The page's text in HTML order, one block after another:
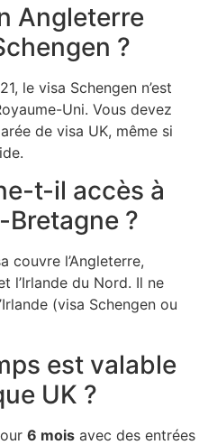
Angleterre
?
le visa Schengen n’est
Uni. Vous devez
de visa UK, même si
t-il accès à
?
couvre l’Angleterre,
l’Irlande du Nord. Il ne
(visa Schengen ou
est valable
UK ?
6 mois avec des entrées